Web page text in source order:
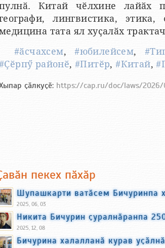
Китай чӗлхине лайӑх
лингвистика,
тата ял хуҫалӑх
#ӑсчахсем,#юбилейсем,
районӗ,#Питӗр,#Китай,
ҫӑлкуҫӗ: https://cap.ru/doc/laws/
пекех пӑхӑр
Шупашкарти ватӑсем Бичуринпа
2025, 06, 03
Никита Бичурин ҫуралнӑранпа
2025, 12, 08
Бичурина халалланӑ курав уҫӑлнӑ